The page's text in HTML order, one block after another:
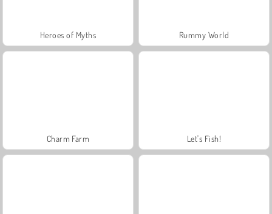
Heroes of Myths Rummy World
Charm Farm Let's Fish!